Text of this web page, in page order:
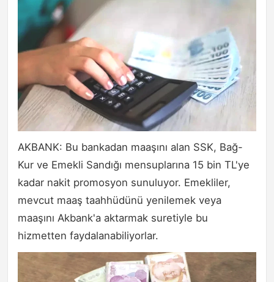
AKBANK: Bu bankadan maaşını alan SSK, Bağ-
Kur ve Emekli Sandığı mensuplarına 15 bin TL'ye
kadar nakit promosyon sunuluyor. Emekliler,
mevcut maaş taahhüdünü yenilemek veya
maaşını Akbank'a aktarmak suretiyle bu
hizmetten faydalanabiliyorlar.